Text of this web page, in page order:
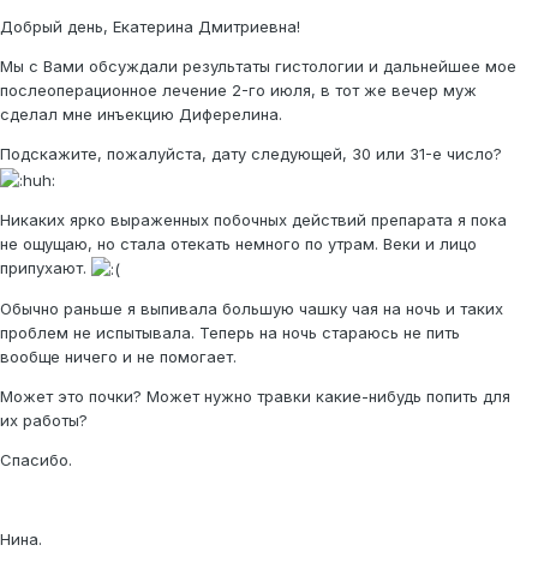
Добрый день, Екатерина Дмитриевна!
Мы с Вами обсуждали результаты гистологии и дальнейшее мое
послеоперационное лечение 2-го июля, в тот же вечер муж
сделал мне инъекцию Диферелина.
Подскажите, пожалуйста, дату следующей, 30 или 31-е число?
Никаких ярко выраженных побочных действий препарата я пока
не ощущаю, но стала отекать немного по утрам. Веки и лицо
припухают.
Обычно раньше я выпивала большую чашку чая на ночь и таких
проблем не испытывала. Теперь на ночь стараюсь не пить
вообще ничего и не помогает.
Может это почки? Может нужно травки какие-нибудь попить для
их работы?
Спасибо.
Нина.